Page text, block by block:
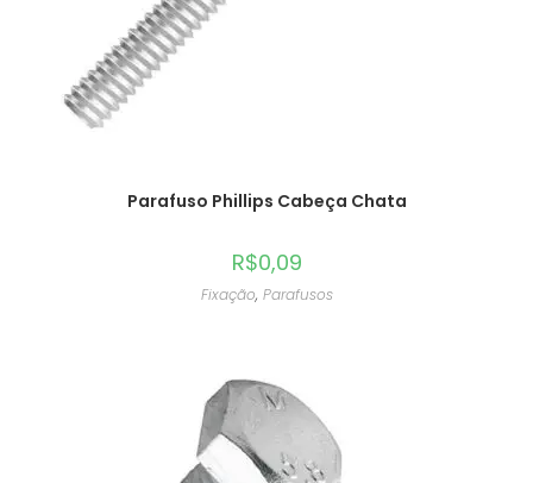
Parafuso Phillips Cabeça Chata
R$0,09
Fixação, Parafusos